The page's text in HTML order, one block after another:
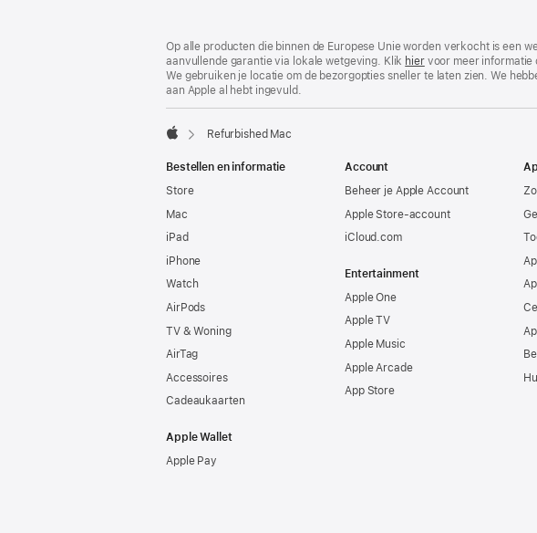
Op alle producten die binnen de Europese Unie worden verkocht is een
aanvullende garantie via lokale wetgeving. Klik hiervoor meer informatie
We gebruiken je locatie om de bezorgopties sneller te laten zien. We
aan Apple al hebt ingevuld.
Refurbished Mac
Bestellen en informatie
Store
Mac
iPad
iPhone
Watch
AirPods
TV & Woning
AirTag
Accessoires
Cadeaukaarten
Apple Wallet
Apple Pay
Account
Beheer je Apple Account
Apple Store-account
iCloud.com
Entertainment
Apple One
Apple TV
Apple Music
Apple Arcade
App Store